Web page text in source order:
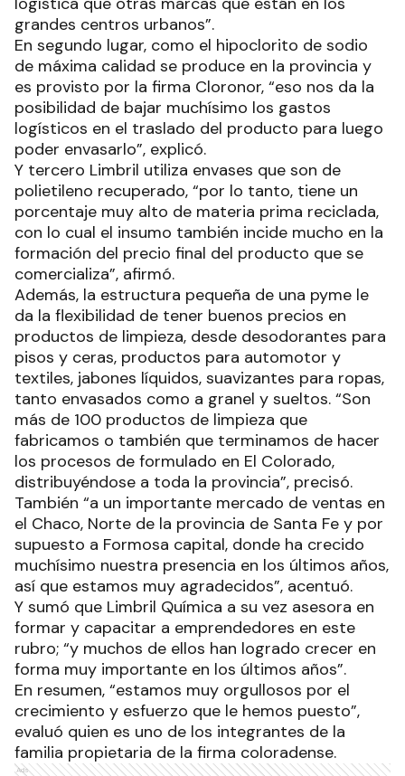
grandes centros urbanos”.
En segundo lugar, como el hipoclorito de sodio
de máxima calidad se produce en la provincia y
es provisto por la firma Cloronor, “eso nos da la
posibilidad de bajar muchísimo los gastos
logísticos en el traslado del producto para luego
poder envasarlo”, explicó.
Y tercero Limbril utiliza envases que son de
polietileno recuperado, “por lo tanto, tiene un
porcentaje muy alto de materia prima reciclada,
con lo cual el insumo también incide mucho en la
formación del precio final del producto que se
comercializa”, afirmó.
Además, la estructura pequeña de una pyme le
da la flexibilidad de tener buenos precios en
productos de limpieza, desde desodorantes para
pisos y ceras, productos para automotor y
textiles, jabones líquidos, suavizantes para ropas,
tanto envasados como a granel y sueltos. “Son
más de 100 productos de limpieza que
fabricamos o también que terminamos de hacer
los procesos de formulado en El Colorado,
distribuyéndose a toda la provincia”, precisó.
También “a un importante mercado de ventas en
el Chaco, Norte de la provincia de Santa Fe y por
supuesto a Formosa capital, donde ha crecido
muchísimo nuestra presencia en los últimos años,
así que estamos muy agradecidos”, acentuó.
Y sumó que Limbril Química a su vez asesora en
formar y capacitar a emprendedores en este
rubro; “y muchos de ellos han logrado crecer en
forma muy importante en los últimos años”.
En resumen, “estamos muy orgullosos por el
crecimiento y esfuerzo que le hemos puesto”,
evaluó quien es uno de los integrantes de la
familia propietaria de la firma coloradense.
Ads